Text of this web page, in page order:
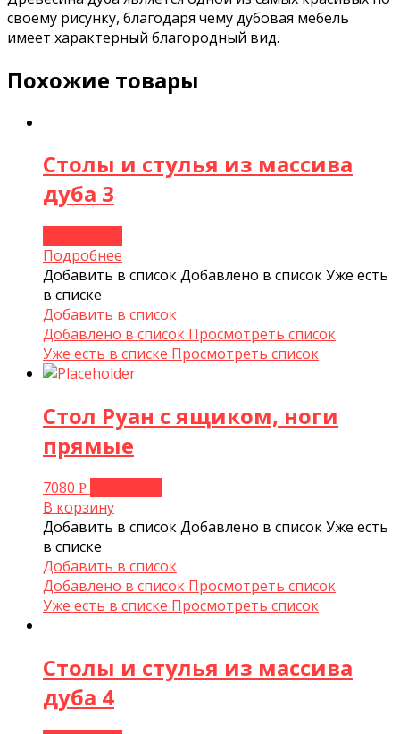
своему рисунку, благодаря чему дубовая мебель
имеет характерный благородный вид.
Похожие товары
Столы и стулья из массива
дуба 3
Подробнее
Добавить в списокДобавлено в списокУже есть
в списке
Добавить в список
Добавлено в список Просмотреть список
Уже есть в списке Просмотреть список
Стол Руан с ящиком, ноги
прямые
7080 Р
В корзину
Добавить в списокДобавлено в списокУже есть
в списке
Добавить в список
Добавлено в список Просмотреть список
Уже есть в списке Просмотреть список
Столы и стулья из массива
дуба 4